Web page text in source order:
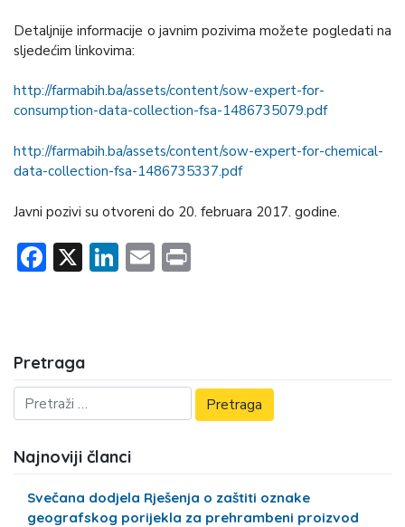
Detaljnije informacije o javnim pozivima možete pogledati na
sljedećim linkovima:
http://farmabih.ba/assets/content/sow-expert-for-
consumption-data-collection-fsa-1486735079.pdf
http://farmabih.ba/assets/content/sow-expert-for-chemical-
data-collection-fsa-1486735337.pdf
Javni pozivi su otvoreni do 20. februara 2017. godine.
Facebook
X LinkedIn
Email
Pretraga
Najnoviji članci
Svečana dodjela Rješenja o zaštiti oznake
geografskog porijekla za prehrambeni proizvod